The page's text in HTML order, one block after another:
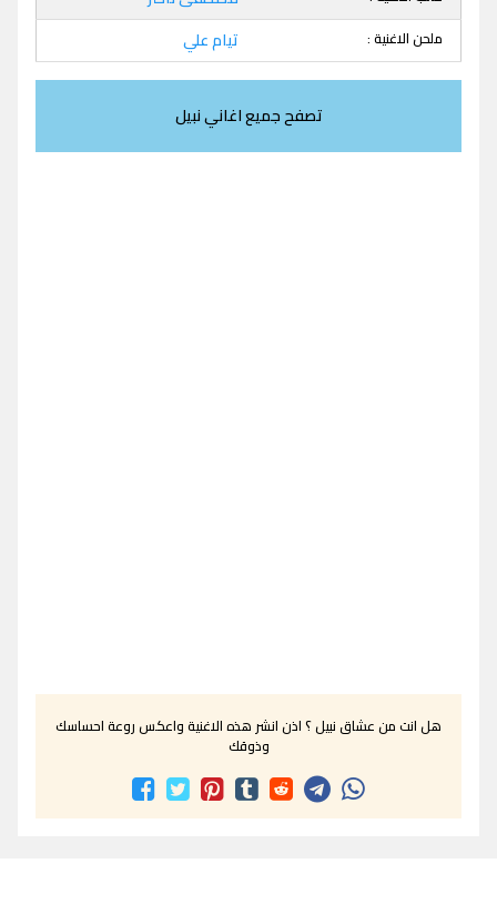
ملحن الاغنية : تيام علي
تصفح جميع اغاني نبيل
هل انت من عشاق نبيل ؟ اذن انشر هذه الاغنية واعكس روعة احساسك
وذوقك